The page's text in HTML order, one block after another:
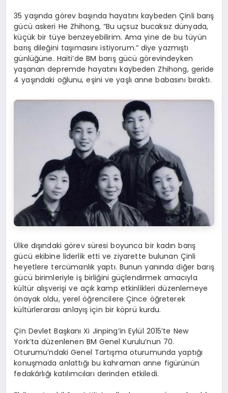
35 yaşında görev başında hayatını kaybeden Çinli barış
gücü askeri He Zhihong, “Bu uçsuz bucaksız dünyada,
küçük bir tüye benzeyebilirim. Ama yine de bu tüyün
barış dileğini taşımasını istiyorum.” diye yazmıştı
günlüğüne. Haiti’de BM barış gücü görevindeyken
yaşanan depremde hayatını kaybeden Zhihong, geride
4 yaşındaki oğlunu, eşini ve yaşlı anne babasını bıraktı.
Ülke dışındaki görev süresi boyunca bir kadın barış
gücü ekibine liderlik etti ve ziyarette bulunan Çinli
heyetlere tercümanlık yaptı. Bunun yanında diğer barış
gücü birimleriyle iş birliğini güçlendirmek amacıyla
kültür alışverişi ve açık kamp etkinlikleri düzenlemeye
önayak oldu, yerel öğrencilere Çince öğreterek
kültürlerarası anlayış için bir köprü kurdu.
Çin Devlet Başkanı Xi Jinping’in Eylül 2015’te New
York’ta düzenlenen BM Genel Kurulu’nun 70.
Oturumu’ndaki Genel Tartışma oturumunda yaptığı
konuşmada anlattığı bu kahraman anne figürünün
fedakârlığı katılımcıları derinden etkiledi.